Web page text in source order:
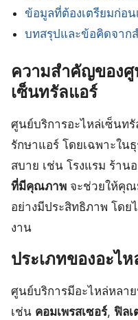
ข้อมูลที่ต้องเตรียมก่อ
บทสรุปและข้อคิดจาก
ความสำคัญของศู
เซ็นทรัลแอร์
ศูนย์บริการอะไหล่เซ็นท
รักษาแอร์ โดยเฉพาะใน
สบาย เช่น โรงแรม ร้าน
ที่มีคุณภาพ จะช่วยให้คุ
อย่างมีประสิทธิภาพ โดย
งาน
ประเภทของอะไ
ศูนย์บริการมีอะไหล่หลา
เช่น คอมเพรสเซอร์, ฟิลเ